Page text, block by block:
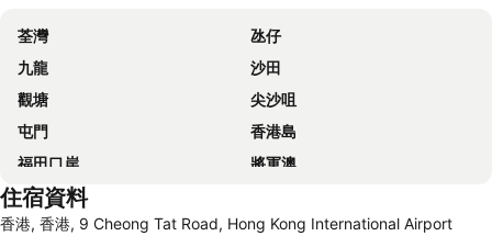
荃灣
氹仔
九龍
沙田
觀塘
尖沙咀
屯門
香港島
福田口岸
將軍澳
福田區
香港國際機場
南山區
住宿資料
香港, 香港, 9 Cheong Tat Road, Hong Kong International Airport